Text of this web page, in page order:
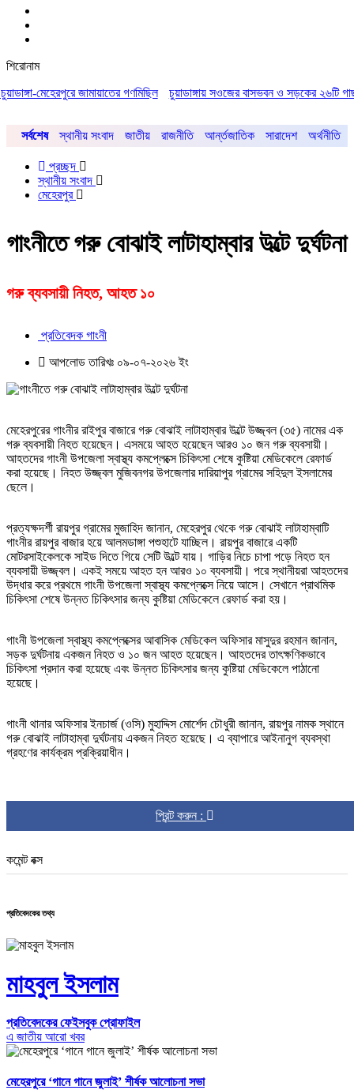
শিরোনাম
জামায়াতের গণমিছিল
চুয়াডাঙ্গায় সওজের বাসভবন ও সড়কের ২৬টি গাছ প্রায় ৫
সর্বশেষ স্থানীয় সংবাদ জাতীয় রাজনীতি আর্ন্তজাতিক সারাদেশ অর্থনীতি
প্রচ্ছদ
স্থানীয় সংবাদ
মেহেরপুর
গাংনীতে গরু বোঝাই লাটাহাম্বার উল্টে দুর্ঘটনা
গরু ব্যবসায়ী নিহত, আহত ১০
প্রতিবেদক গাংনী
আপলোড তারিখঃ ০৯-০৭-২০২৬ ইং
মেহেরপুরের গাংনীর রাইপুর বাজারে গরু বোঝাই লাটাহাম্বার উল্টে উজ্জ্বল (৩৫) নামের এক
গরু ব্যবসায়ী নিহত হয়েছেন। এসময়ে আহত হয়েছেন আরও ১০ জন গরু ব্যবসায়ী।
আহতদের গাংনী উপজেলা স্বাস্থ্য কমপ্লেক্সে চিকিৎসা শেষে কুষ্টিয়া মেডিকেলে রেফার্ড
করা হয়েছে। নিহত উজ্জ্বল মুজিবনগর উপজেলার দারিয়াপুর গ্রামের সহিদুল ইসলামের
ছেলে।
প্রত্যক্ষদর্শী রায়পুর গ্রামের মুজাহিদ জানান, মেহেরপুর থেকে গরু বোঝাই লাটাহাম্বাটি
গাংনীর রায়পুর বাজার হয়ে আলমডাঙ্গা পশুহাটে যাচ্ছিল। রায়পুর বাজারে একটি
মোটরসাইকেলকে সাইড দিতে গিয়ে সেটি উল্টে যায়। গাড়ির নিচে চাপা পড়ে নিহত হন
ব্যবসায়ী উজ্জ্বল। একই সময়ে আহত হন আরও ১০ ব্যবসায়ী। পরে স্থানীয়রা আহতদের
উদ্ধার করে প্রথমে গাংনী উপজেলা স্বাস্থ্য কমপ্লেক্সে নিয়ে আসে। সেখানে প্রাথমিক
চিকিৎসা শেষে উন্নত চিকিৎসার জন্য কুষ্টিয়া মেডিকেলে রেফার্ড করা হয়।
গাংনী উপজেলা স্বাস্থ্য কমপ্লেক্সের আবাসিক মেডিকেল অফিসার মাসুদুর রহমান জানান,
সড়ক দুর্ঘটনায় একজন নিহত ও ১০ জন আহত হয়েছেন। আহতদের তাৎক্ষণিকভাবে
চিকিৎসা প্রদান করা হয়েছে এবং উন্নত চিকিৎসার জন্য কুষ্টিয়া মেডিকেলে পাঠানো
হয়েছে।
গাংনী থানার অফিসার ইনচার্জ (ওসি) মুহাদ্দিস মোর্শেদ চৌধুরী জানান, রায়পুর নামক স্থানে
গরু বোঝাই লাটাহাম্বা দুর্ঘটনায় একজন নিহত হয়েছে। এ ব্যাপারে আইনানুগ ব্যবস্থা
গ্রহণের কার্যক্রম প্রক্রিয়াধীন।
প্রিন্ট করুন :
কমেন্ট বক্স
প্রতিবেদকের তথ্য
মাহবুল ইসলাম
প্রতিবেদকের ফেইসবুক প্রোফাইল
এ জাতীয় আরো খবর
মেহেরপুরে ‘গানে গানে জুলাই’ শীর্ষক আলোচনা সভা